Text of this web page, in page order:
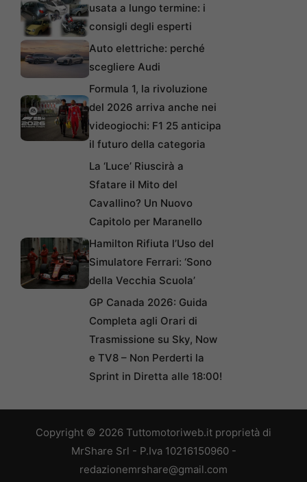
usata a lungo termine: i
consigli degli esperti
Auto elettriche: perché
scegliere Audi
Formula 1, la rivoluzione
del 2026 arriva anche nei
videogiochi: F1 25 anticipa
il futuro della categoria
La ‘Luce’ Riuscirà a
Sfatare il Mito del
Cavallino? Un Nuovo
Capitolo per Maranello
Hamilton Rifiuta l’Uso del
Simulatore Ferrari: ‘Sono
della Vecchia Scuola’
GP Canada 2026: Guida
Completa agli Orari di
Trasmissione su Sky, Now
e TV8 – Non Perderti la
Sprint in Diretta alle 18:00!
Copyright © 2026 Tuttomotoriweb.it proprietà di
MrShare Srl - P.Iva 10216150960 -
redazionemrshare@gmail.com